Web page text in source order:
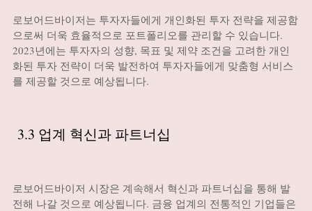
로보어드바이저는 투자자들에게 개인화된 투자 전략을 제공함
으로써 더욱 효율적으로 포트폴리오를 관리할 수 있습니다.
2023년에는 투자자의 성향, 목표 및 제약 조건을 고려한 개인
화된 투자 전략이 더욱 발전하여 투자자들에게 맞춤형 서비스
를 제공할 것으로 예상됩니다.
3.3 업계 혁신과 파트너십
로보어드바이저 시장은 계속해서 혁신과 파트너십을 통해 발
전해 나갈 것으로 예상됩니다. 금융 업계의 전통적인 기업들은